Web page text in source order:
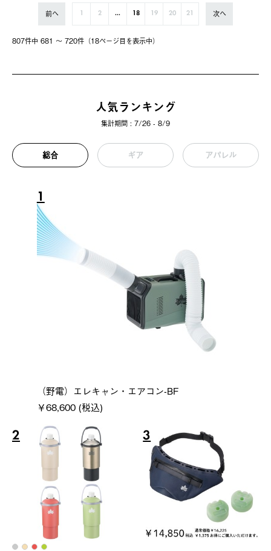
807件中 681 〜 720件（18ページ⽬を表⽰中）
前へ 1 2 ... 18 19 20 21 次へ
人気ランキング
集計期間 : 7/26 - 8/9
総合 ギア アパレル
1
（野電）エレキャン・エアコン-BF
￥68,600 (税込)
2 3